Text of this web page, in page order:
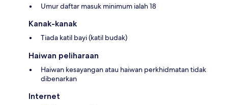
Umur daftar masuk minimum ialah 18
Kanak-kanak
Tiada katil bayi (katil budak)
Haiwan peliharaan
Haiwan kesayangan atau haiwan perkhidmatan tidak
dibenarkan
Internet